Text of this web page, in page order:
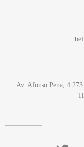
Av. Afonso Pena,